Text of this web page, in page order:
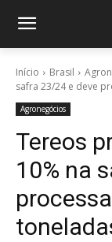
Início Brasil
safra 23/24 e deve
Agronegócios
Tereos
10% na